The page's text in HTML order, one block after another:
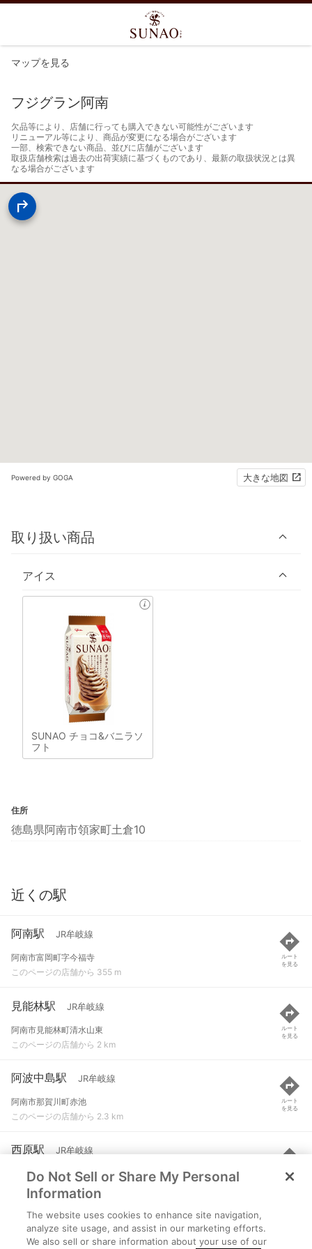
マップを見る
フジグラン阿南
欠品等により、店舗に行っても購入できない可能性がございます
リニューアル等により、商品が変更になる場合がございます
一部、検索できない商品、並びに店舗がございます
取扱店舗検索は過去の出荷実績に基づくものであり、最新の取扱状況とは異
なる場合がございます
Powered by GOGA 大きな地図
取り扱い商品
アイス
SUNAO チョコ&バニラソ
フト
住所
徳島県阿南市領家町土倉10
近くの駅
阿南駅 JR牟岐線
阿南市富岡町字今福寺
このページの店舗から 355 m
ルート
を見る
見能林駅 JR牟岐線
阿南市見能林町清水山東
このページの店舗から 2 km
ルート
を見る
阿波中島駅 JR牟岐線
阿南市那賀川町赤池
このページの店舗から 2.3 km
ルート
を見る
西原駅 JR牟岐線
阿南市那賀川町大京原
このページの店舗から 3.6 km
ルート
を見る
阿波橘駅 JR牟岐線
阿南市津乃峰町東分
Do Not Sell or Share My Personal
Information
The website uses cookies to enhance site navigation,
analyze site usage, and assist in our marketing efforts.
We also sell or share information about your use of our